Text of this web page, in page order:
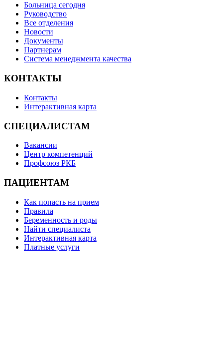
Больница сегодня
Руководство
Все отделения
Новости
Документы
Партнерам
Система менеджмента качества
КОНТАКТЫ
Контакты
Интерактивная карта
СПЕЦИАЛИСТАМ
Вакансии
Центр компетенций
Профсоюз РКБ
ПАЦИЕНТАМ
Как попасть на прием
Правила
Беременность и роды
Найти специалиста
Интерактивная карта
Платные услуги